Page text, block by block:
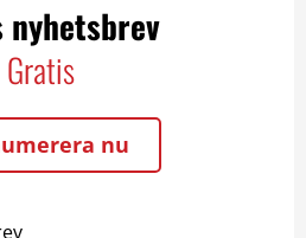
nyhetsbrev
Gratis
nu